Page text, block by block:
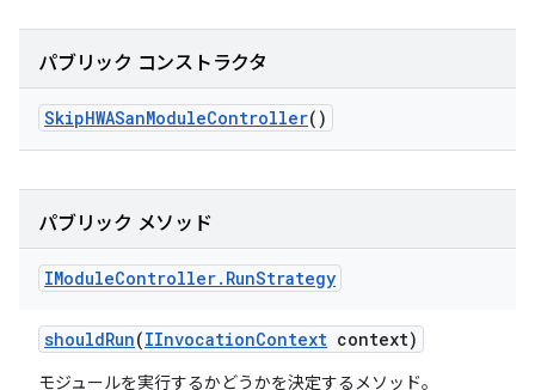
パブリック コンストラクタ
SkipHWASanModuleController()
パブリック メソッド
IModuleController. RunStrategy
shouldRun(IInvocationContext context)
モジュールを実行するかどうかを決定するメソッド。